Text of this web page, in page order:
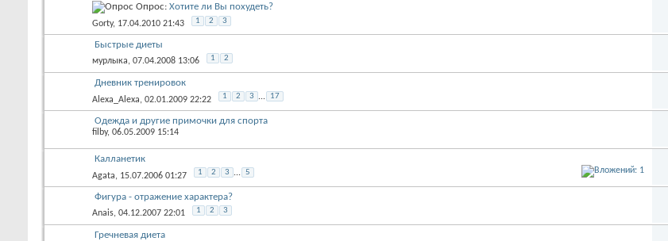
Опрос: Хотите ли Вы похудеть?
Gorty, 17.04.2010 21:43 1 2 3
Быстрые диеты
мурлыка, 07.04.2008 13:06 1 2
Дневник тренировок
Alexa_Alexa, 02.01.2009 22:22 1 2 3 ... 17
Одежда и другие примочки для спорта
filby, 06.05.2009 15:14
Калланетик
Agata, 15.07.2006 01:27 1 2 3 ... 5
Фигура - отражение характера?
Anais, 04.12.2007 22:01 1 2 3
Гречневая диета